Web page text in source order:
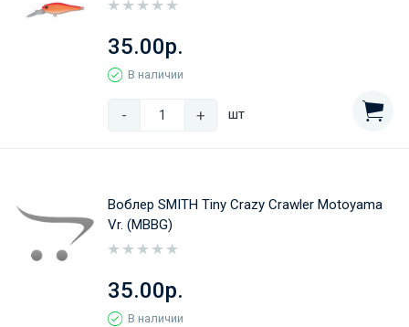
35.00р.
В наличии
- + шт
Воблер SMITH Tiny Crazy Crawler Motoyama
Vr. (MBBG)
35.00р.
В наличии